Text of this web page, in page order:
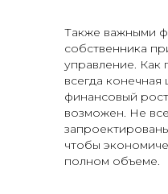
Также важными
собственника
управление. Как
всегда конечная
финансовый
возможен. Не
чтобы
полном объеме.